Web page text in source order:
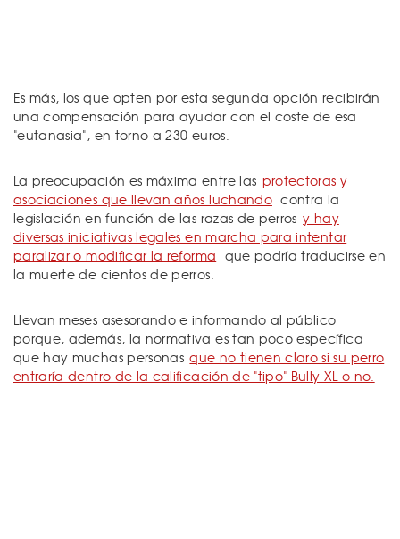
Es más, los que opten por esta segunda opción recibirán
una compensación para ayudar con el coste de esa
"eutanasia", en torno a 230 euros.
La preocupación es máxima entre las protectoras y
asociaciones que llevan años luchando contra la
legislación en función de las razas de perros y hay
diversas iniciativas legales en marcha para intentar
paralizar o modificar la reforma que podría traducirse en
la muerte de cientos de perros.
Llevan meses asesorando e informando al público
porque, además, la normativa es tan poco específica
que hay muchas personas que no tienen claro si su perro
entraría dentro de la calificación de "tipo" Bully XL o no.